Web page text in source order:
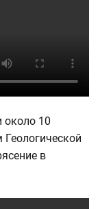
около 10
в